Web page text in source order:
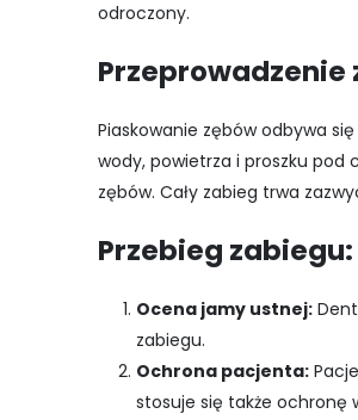
odroczony.
Przeprowadzenie
Piaskowanie zębów odbywa
wody, powietrza i proszku pod
zębów. Cały zabieg trwa
Przebieg zabiegu:
Ocena jamy ustnej:
zabiegu.
Ochrona pacjenta:
stosuje się także ochronę